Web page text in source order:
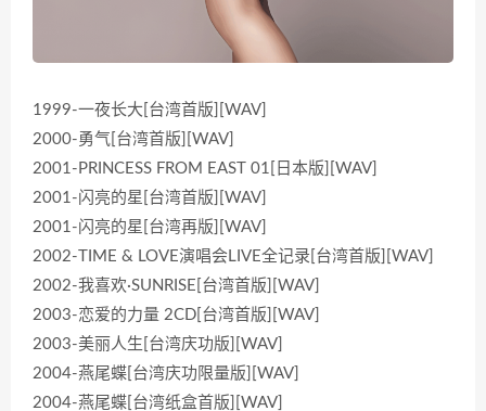
1999-一夜长大[台湾首版][WAV]
2000-勇气[台湾首版][WAV]
2001-PRINCESS FROM EAST 01[日本版][WAV]
2001-闪亮的星[台湾首版][WAV]
2001-闪亮的星[台湾再版][WAV]
2002-TIME & LOVE演唱会LIVE全记录[台湾首版][WAV]
2002-我喜欢·SUNRISE[台湾首版][WAV]
2003-恋爱的力量 2CD[台湾首版][WAV]
2003-美丽人生[台湾庆功版][WAV]
2004-燕尾蝶[台湾庆功限量版][WAV]
2004-燕尾蝶[台湾纸盒首版][WAV]